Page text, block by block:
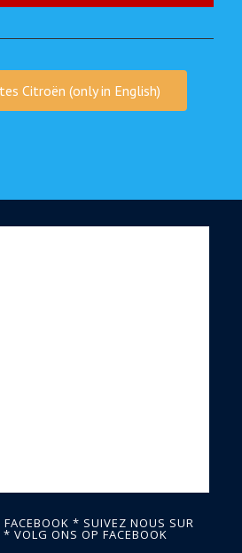
Citroën (only in English)
* SUIVEZ NOUS SUR
* VOLG ONS OP FACEBOOK